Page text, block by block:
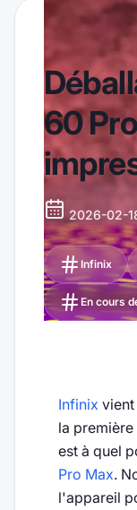
60
2026-02-
Infinix
En cours
Infinix
la
est à quel
Pro Max.
l'appareil